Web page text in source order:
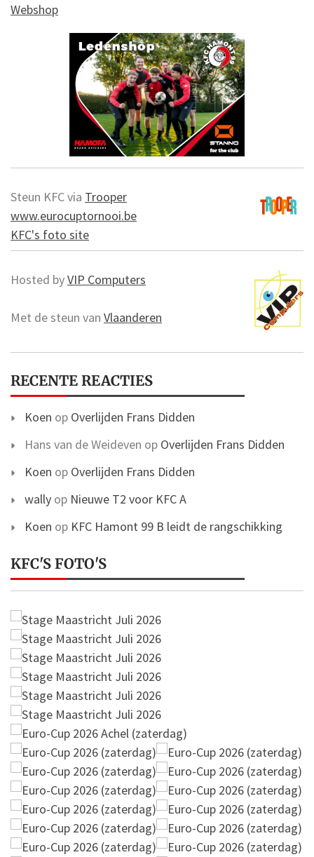
Webshop
Steun KFC via Trooper
www.eurocuptornooi.be
KFC's foto site
Hosted byVIP Computers
Met de steun van Vlaanderen
RECENTE REACTIES
Koen op Overlijden Frans Didden
Hans van de Weideven op Overlijden Frans Didden
Koen op Overlijden Frans Didden
wally op Nieuwe T2 voor KFC A
Koen op KFC Hamont 99 B leidt de rangschikking
KFC'S FOTO'S